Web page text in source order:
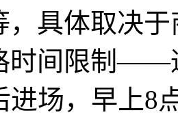
，具体取决
时间限制——
进场，早上8